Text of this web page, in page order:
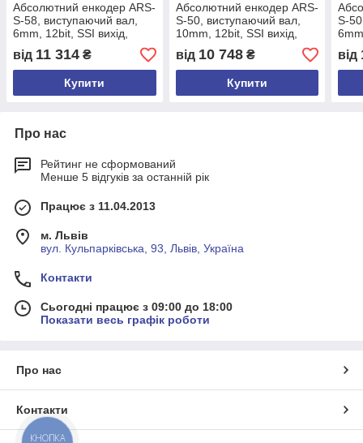
Абсолютний енкодер ARS-
S-58, виcтупаючий вал,
6mm, 12bit, SSI вихід,
задній+спираль
від 11 314 ₴
Купити
Абсолютний енкодер ARS-
S-50, виcтупаючий вал,
10mm, 12bit, SSI вихід,
задній+спираль
від 10 748₴
Купити
S-
від
Про нас
Рейтинг не сформований
Менше 5 відгуків за останній рік
Працює з 11.04.2013
м. Львів
вул. Кульпарківська, 93, Львів, Україна
Контакти
Сьогодні працює з 09:00 до 18:00
Показати весь графік роботи
Про нас
Контакти
КНОПКА